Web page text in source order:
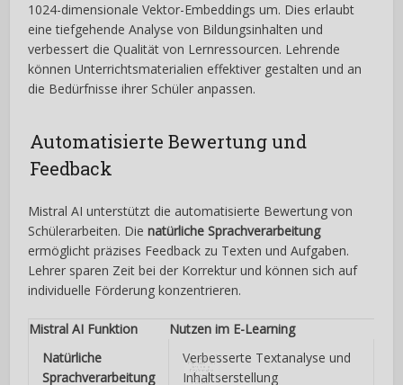
1024-dimensionale Vektor-Embeddings um. Dies erlaubt
eine tiefgehende Analyse von Bildungsinhalten und
verbessert die Qualität von Lernressourcen. Lehrende
können Unterrichtsmaterialien effektiver gestalten und an
die Bedürfnisse ihrer Schüler anpassen.
Automatisierte Bewertung und
Feedback
Mistral AI unterstützt die automatisierte Bewertung von
Schülerarbeiten. Dienatürliche Sprachverarbeitung
ermöglicht präzises Feedback zu Texten und Aufgaben.
Lehrer sparen Zeit bei der Korrektur und können sich auf
individuelle Förderung konzentrieren.
Mistral AI Funktion
Nutzen im E-Learning
Natürliche
Sprachverarbeitung
Verbesserte Textanalyse und
Inhaltserstellung
59 ​​Formatefür
mehr Leser: Mit
diesen neuen
Blogformaten
gewinnen Sie
garantiert sofort
mehr Leser​